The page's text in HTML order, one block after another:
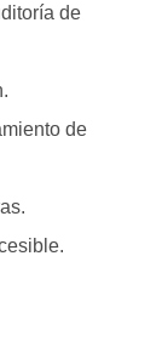
de
de